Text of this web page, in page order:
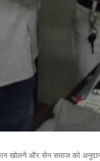
खोलने और सेन समाज को अनुदान